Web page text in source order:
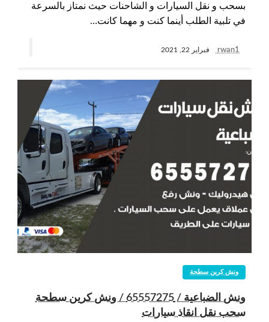
بسحب و نقل السيارات و الشاحنات حيث نمتاز بالسرعة
في تلبية الطلب أينما كنت و مهما كانت…
rwan1 فبراير 22, 2021
ونش كرين سطحة
ونش الضباعية / 65557275 / ونش كرين سطحة
سحب نقل انقاذ سيارات